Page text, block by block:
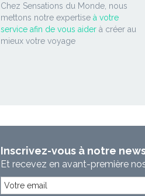
Chez Sensations du Monde, nous
mettons notre expertise à votre
service afin de vous aider à créer au
mieux votre voyage
Inscrivez-vous à notre
Et recevez en avant-première